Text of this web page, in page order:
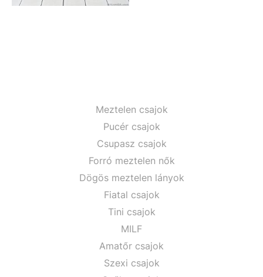
Meztelen csajok
Pucér csajok
Csupasz csajok
Forró meztelen nők
Dögös meztelen lányok
Fiatal csajok
Tini csajok
MILF
Amatőr csajok
Szexi csajok